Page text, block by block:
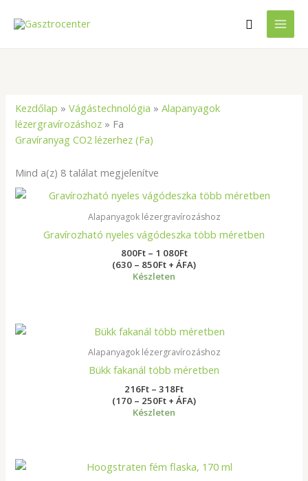
Search
Kezdőlap »Vágástechnológia »Alapanyagok
lézergravírozáshoz » Fa
Gravíranyag CO2 lézerhez (Fa)
Mind a(z) 8 találat megjelenítve
Alapanyagok lézergravírozáshoz
Gravírozható nyeles vágódeszka több méretben
800Ft – 1 080Ft
Ártartomány:
-
080Ft
(630 – 850Ft + ÁFA)
Készleten
Alapanyagok lézergravírozáshoz
Bükk fakanál több méretben
216Ft – 318Ft
Ártartomány:
-
(170 – 250Ft + ÁFA)
Készleten